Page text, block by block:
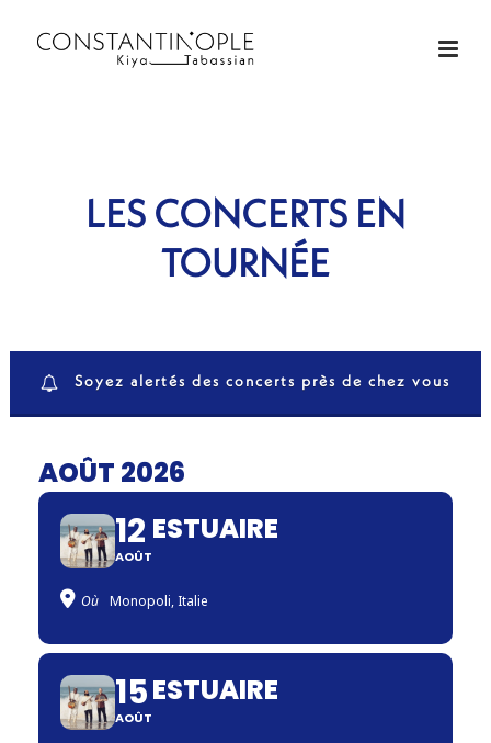
LES CONCERTS EN
TOURNÉE
Soyez alertés des concerts près de chez vous
AOÛT 2026
12
AOÛT
ESTUAIRE
Où Monopoli, Italie
15
AOÛT
ESTUAIRE